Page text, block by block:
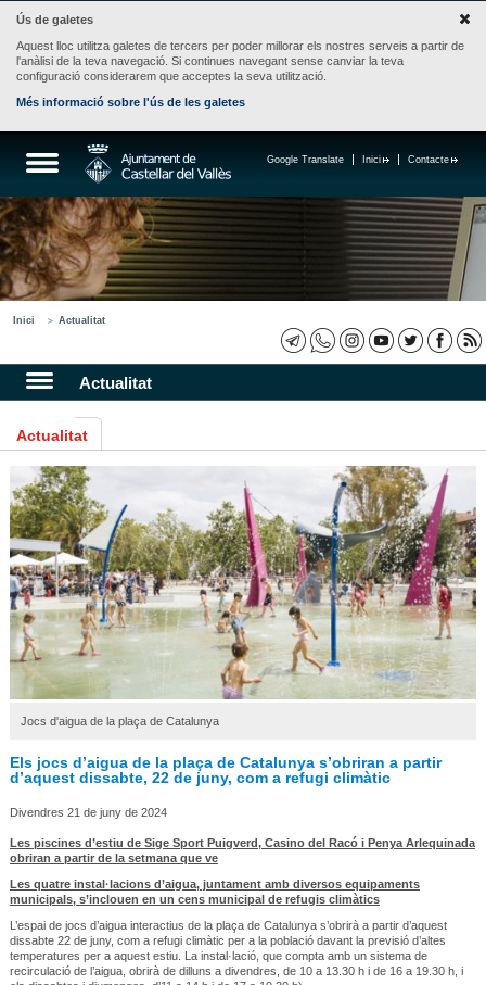
Ús de galetes
Aquest lloc utilitza galetes de tercers per poder millorar els nostres serveis a partir de
l'anàlisi de la teva navegació. Si continues navegant sense canviar la teva
configuració considerarem que acceptes la seva utilització.
Més informació sobre l'ús de les galetes
Contacte
Inici
Google Translate
Inici Actualitat
Actualitat
Actualitat
Jocs d'aigua de la plaça de Catalunya
Els jocs d’aigua de la plaça de Catalunya s’obriran a partir
d’aquest dissabte, 22 de juny, com a refugi climàtic
Divendres 21 de juny de 2024
Les piscines d’estiu de Sige Sport Puigverd, Casino del Racó i Penya Arlequinada
obriran a partir de la setmana que ve
Les quatre instal·lacions d’aigua, juntament amb diversos equipaments
municipals, s’inclouen en un cens municipal de refugis climàtics
L’espai de jocs d’aigua interactius de la plaça de Catalunya s’obrirà a partir d’aquest
dissabte 22 de juny, com a refugi climàtic per a la població davant la previsió d’altes
temperatures per a aquest estiu. La instal·lació, que compta amb un sistema de
recirculació de l’aigua, obrirà de dilluns a divendres, de 10 a 13.30 h i de 16 a 19.30 h, i